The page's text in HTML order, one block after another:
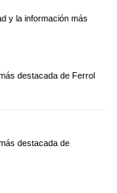
y la información más
destacada de Ferrol
destacada de